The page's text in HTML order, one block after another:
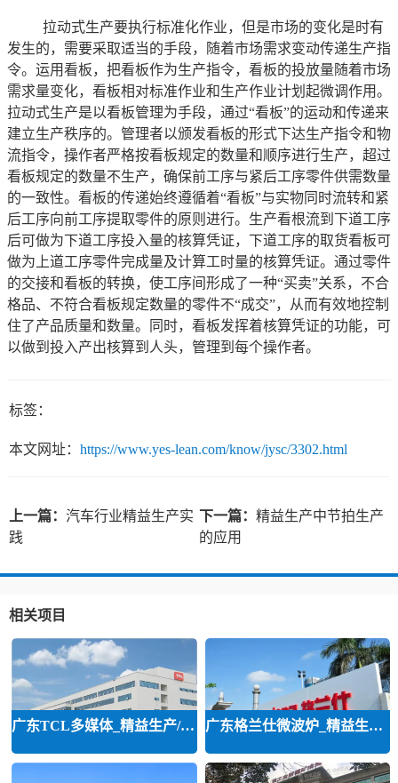
拉动式生产要执行标准化作业，但是市场的变化是时有
发生的，需要采取适当的手段，随着市场需求变动传递生产指
令。运用看板，把看板作为生产指令，看板的投放量随着市场
需求量变化，看板相对标准作业和生产作业计划起微调作用。
拉动式生产是以看板管理为手段，通过“看板”的运动和传递来
建立生产秩序的。管理者以颁发看板的形式下达生产指令和物
流指令，操作者严格按看板规定的数量和顺序进行生产，超过
看板规定的数量不生产，确保前工序与紧后工序零件供需数量
的一致性。看板的传递始终遵循着“看板”与实物同时流转和紧
后工序向前工序提取零件的原则进行。生产看根流到下道工序
后可做为下道工序投入量的核算凭证，下道工序的取货看板可
做为上道工序零件完成量及计算工时量的核算凭证。通过零件
的交接和看板的转换，使工序间形成了一种“买卖”关系，不合
格品、不符合看板规定数量的零件不“成交”，从而有效地控制
住了产品质量和数量。同时，看板发挥着核算凭证的功能，可
以做到投入产出核算到人头，管理到每个操作者。
标签：
本文网址： https://www.yes-lean.com/know/jysc/3302.html
上一篇： 汽车行业精益生产实
践
下一篇： 精益生产中节拍生产
的应用
相关项目
广东TCL多媒体_精益生产/精益品质/ 广东格兰仕微波炉_精益生产等咨询